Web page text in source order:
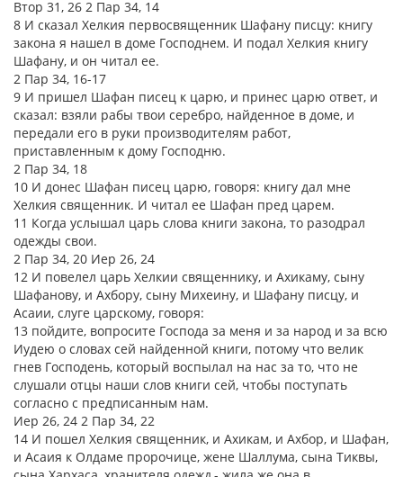
Втор 31, 26 2 Пар 34, 14
8 И сказал Хелкия первосвященник Шафану писцу: книгу
закона я нашел в доме Господнем. И подал Хелкия книгу
Шафану, и он читал ее.
2 Пар 34, 16-17
9 И пришел Шафан писец к царю, и принес царю ответ, и
сказал: взяли рабы твои серебро, найденное в доме, и
передали его в руки производителям работ,
приставленным к дому Господню.
2 Пар 34, 18
10 И донес Шафан писец царю, говоря: книгу дал мне
Хелкия священник. И читал ее Шафан пред царем.
11 Когда услышал царь слова книги закона, то разодрал
одежды свои.
2 Пар 34, 20 Иер 26, 24
12 И повелел царь Хелкии священнику, и Ахикаму, сыну
Шафанову, и Ахбору, сыну Михеину, и Шафану писцу, и
Асаии, слуге царскому, говоря:
13 пойдите, вопросите Господа за меня и за народ и за всю
Иудею о словах сей найденной книги, потому что велик
гнев Господень, который воспылал на нас за то, что не
слушали отцы наши слов книги сей, чтобы поступать
согласно с предписанным нам.
Иер 26, 24 2 Пар 34, 22
14 И пошел Хелкия священник, и Ахикам, и Ахбор, и Шафан,
и Асаия к Олдаме пророчице, жене Шаллума, сына Тиквы,